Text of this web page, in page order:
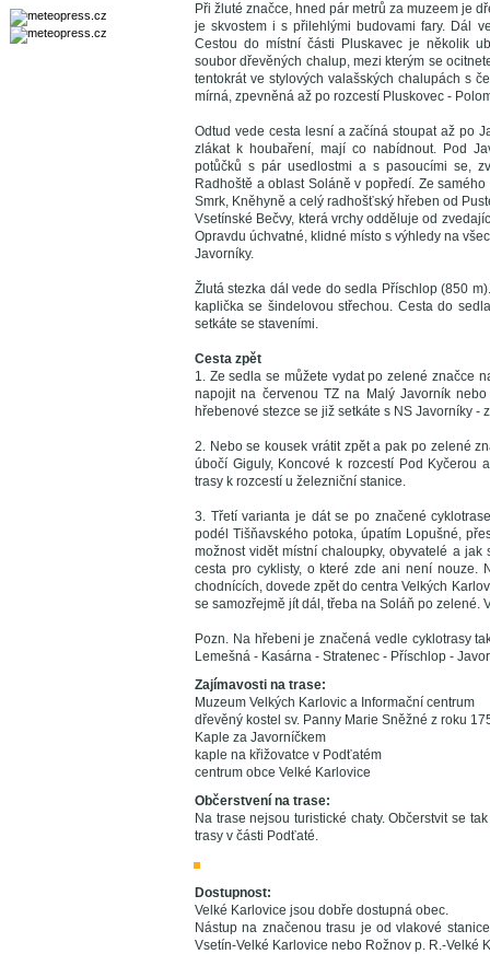
Při žluté značce, hned pár metrů za muzeem je
je skvostem i s přilehlými budovami fary. Dál
Cestou do místní části Pluskavec je několik
soubor dřevěných chalup, mezi kterým se
tentokrát ve stylových valašských chalupách s
mírná, zpevněná až po rozcestí Pluskovec -
Odtud vede cesta lesní a začíná stoupat až po
zlákat k houbaření, mají co nabídnout. Pod
potůčků s pár usedlostmi a s pasoucími se,
Radhoště a oblast Soláně v popředí. Ze
Smrk, Kněhyně a celý radhošťský hřeben od
Vsetínské Bečvy, která vrchy odděluje od
Opravdu úchvatné, klidné místo s výhledy na
Javorníky.
Žlutá stezka dál vede do sedla Příschlop (850
kaplička se šindelovou střechou. Cesta do
setkáte se staveními.
Cesta zpět
1. Ze sedla se můžete vydat po zelené značce
napojit na červenou TZ na Malý Javorník
hřebenové stezce se již setkáte s NS Javorníky -
2. Nebo se kousek vrátit zpět a pak po zelené
úbočí Giguly, Koncové k rozcestí Pod Kyčerou
trasy k rozcestí u železniční stanice.
3. Třetí varianta je dát se po značené
podél Tišňavského potoka, úpatím Lopušné,
možnost vidět místní chaloupky, obyvatelé a
cesta pro cyklisty, o které zde ani není nouze.
chodnících, dovede zpět do centra Velkých
se samozřejmě jít dál, třeba na Soláň po zelené.
Pozn. Na hřebeni je značená vedle cyklotrasy
Lemešná - Kasárna - Stratenec - Příschlop -
Zajímavosti na trase:
Muzeum Velkých Karlovic a Informační centrum
dřevěný kostel sv. Panny Marie Sněžné z roku
Kaple za Javorníčkem
kaple na křižovatce v Podťatém
centrum obce Velké Karlovice
Občerstvení na trase:
Na trase nejsou turistické chaty. Občerstvit se
trasy v části Podťaté.
Dostupnost:
Velké Karlovice jsou dobře dostupná obec.
Nástup na značenou trasu je od vlakové
Vsetín-Velké Karlovice nebo Rožnov p. R.-Velké